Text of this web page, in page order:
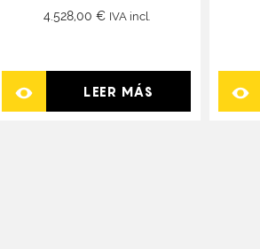
4.528,00 € IVA incl.
LEER MÁS